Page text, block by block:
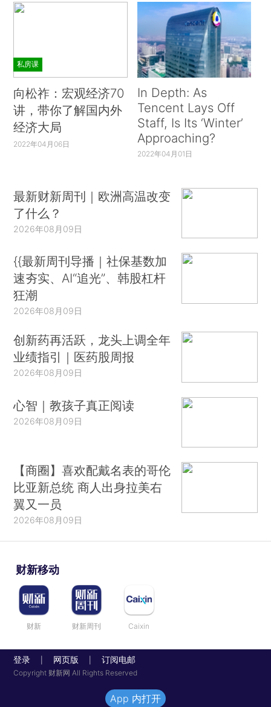
私房课
向松祚：宏观经济70
讲，带你了解国内外
经济大局
2022年04月06日
In Depth: As
Tencent Lays Off
Staff, Is Its ‘Winter’
Approaching?
2022年04月01日
最新财新周刊｜欧洲高温改变
了什么？
2026年08月09日
{{最新周刊导播｜社保基数加
速夯实、AI“追光”、韩股杠杆
狂潮
2026年08月09日
创新药再活跃，龙头上调全年
业绩指引｜医药股周报
2026年08月09日
心智｜教孩子真正阅读
2026年08月09日
【商圈】喜欢配戴名表的哥伦
比亚新总统 商人出身拉美右
翼又一员
2026年08月09日
财新移动
财新 财新周刊 Caixin
登录 网页版 订阅电邮
Copyright 财新网 All Rights Reserved
App 内打开